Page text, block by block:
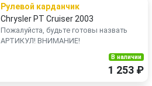
Рулевой карданчик
Chrysler PT Cruiser 2003
Пожалуйста, будьте готовы назвать
АРТИКУЛ! ВНИМАНИЕ!
В наличии
1 253 ₽